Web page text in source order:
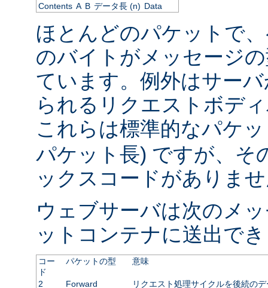
Contents A B データ長 (n) Data
ほとんどのパケットで
のバイトがメッセージ
ています。例外はサー
られるリクエストボデ
これらは標準的なパケ
パケット長) ですが、そ
ックスコードがありま
ウェブサーバは次のメ
ットコンテナに送出で
コー
ド
パケットの型 意味
2 Forward リクエスト処理サイクルを後続の